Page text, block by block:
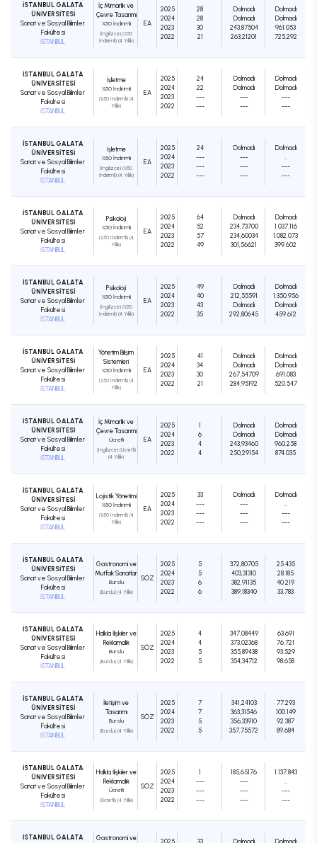
İSTANBUL GALATA
ÜNİVERSİTESİ
Sanat ve Sosyal Bilimler
Fakültesi
İSTANBUL
İç Mimarlık ve
Çevre Tasarımı
%50 İndirimli
(İngilizce) (%50
İndirimli) (4 Yıllık)
EA
2025
2024
2023
2022
28
28
30
21
Dolmadı
Dolmadı
243,87504
263,21201
Dolmadı
Dolmadı
961.053
725.292
İSTANBUL GALATA
ÜNİVERSİTESİ
Sanat ve Sosyal Bilimler
Fakültesi
İSTANBUL
İşletme
%50 İndirimli
(%50 İndirimli) (4
Yıllık)
EA
2025
2024
2023
2022
24
22
---
---
Dolmadı
Dolmadı
---
---
Dolmadı
Dolmadı
---
---
İSTANBUL GALATA
ÜNİVERSİTESİ
Sanat ve Sosyal Bilimler
Fakültesi
İSTANBUL
İşletme
%50 İndirimli
(İngilizce) (%50
İndirimli) (4 Yıllık)
EA
2025
2024
2023
2022
24
---
---
---
Dolmadı
---
---
---
Dolmadı
---
---
İSTANBUL GALATA
ÜNİVERSİTESİ
Sanat ve Sosyal Bilimler
Fakültesi
İSTANBUL
Psikoloji
%50 İndirimli
(%50 İndirimli) (4
Yıllık)
EA
2025
2024
2023
2022
64
52
57
49
Dolmadı
234,73700
234,60034
301,56621
Dolmadı
1.037.116
1.082.073
399.602
İSTANBUL GALATA
ÜNİVERSİTESİ
Sanat ve Sosyal Bilimler
Fakültesi
İSTANBUL
Psikoloji
%50 İndirimli
(İngilizce) (%50
İndirimli) (4 Yıllık)
EA
2025
2024
2023
2022
49
40
43
35
Dolmadı
212,55591
Dolmadı
292,80645
Dolmadı
1.350.956
Dolmadı
459.612
İSTANBUL GALATA
ÜNİVERSİTESİ
Sanat ve Sosyal Bilimler
Fakültesi
İSTANBUL
Yönetim Bilişim
Sistemleri
%50 İndirimli
(%50 İndirimli) (4
Yıllık)
EA
2025
2024
2023
2022
41
34
30
21
Dolmadı
Dolmadı
267,54709
284,95192
Dolmadı
Dolmadı
691.083
520.547
İSTANBUL GALATA
ÜNİVERSİTESİ
Sanat ve Sosyal Bilimler
Fakültesi
İSTANBUL
İç Mimarlık ve
Çevre Tasarımı
Ücretli
(İngilizce) (Ücretli)
(4 Yıllık)
EA
2025
2024
2023
2022
1
6
4
4
Dolmadı
Dolmadı
243,93460
250,29154
Dolmadı
Dolmadı
960.258
874.035
İSTANBUL GALATA
ÜNİVERSİTESİ
Sanat ve Sosyal Bilimler
Fakültesi
İSTANBUL
Lojistik Yönetimi
%50 İndirimli
(%50 İndirimli) (4
Yıllık)
EA
2025
2024
2023
2022
33
---
---
---
Dolmadı
---
---
---
Dolmadı
---
---
İSTANBUL GALATA
ÜNİVERSİTESİ
Sanat ve Sosyal Bilimler
Fakültesi
İSTANBUL
Gastronomi ve
Mutfak Sanatları
Burslu
(Burslu) (4 Yıllık)
SÖZ
2025
2024
2023
2022
5
5
6
6
372,80705
403,31310
382,91135
389,18340
25.435
28.185
40.219
33.783
İSTANBUL GALATA
ÜNİVERSİTESİ
Sanat ve Sosyal Bilimler
Fakültesi
İSTANBUL
Halkla İlişkiler ve
Reklamcılık
Burslu
(Burslu) (4 Yıllık)
SÖZ
2025
2024
2023
2022
4
4
5
5
347,08449
373,02368
355,89438
354,34712
63.691
76.721
93.529
98.658
İSTANBUL GALATA
ÜNİVERSİTESİ
Sanat ve Sosyal Bilimler
Fakültesi
İSTANBUL
İletişim ve
Tasarımı
Burslu
(Burslu) (4 Yıllık)
SÖZ
2025
2024
2023
2022
7
7
5
5
341,24103
363,31546
356,33910
357,75572
77.293
100.149
92.387
89.684
İSTANBUL GALATA
ÜNİVERSİTESİ
Sanat ve Sosyal Bilimler
Fakültesi
İSTANBUL
Halkla İlişkiler ve
Reklamcılık
Ücretli
(Ücretli) (4 Yıllık)
SÖZ
2025
2024
2023
2022
1
---
---
---
185,65176
---
---
---
1.137.843
---
---
İSTANBUL GALATA
Gastronomi ve 2025 33 Dolmadı Dolmadı